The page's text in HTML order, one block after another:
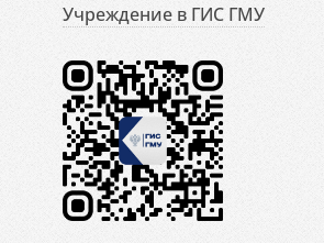
Учреждение в ГИС ГМУ